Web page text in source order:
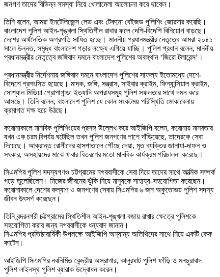
জনগণ তাদের বিভিন্ন সমস্যা নিয়ে খোলামেলা আলোচনা করে থাকেন।
তিনি বলেন, আমরা ইনটেলিজেন্স লেড এবং টেকনো বেইজড পুলিশিং জোরদার করেছি।
বাংলাদেশ পুলিশ আইন-শৃঙ্খলা স্থিতিশীল রাখার ফলে দেশি-বিদেশি বিনিয়োগ বাড়ছে।
দেশের অর্থনৈতিক অগ্রগতি সাধিত হচ্ছে। মাননীয় প্রধানমন্ত্রীর নেতৃত্বে আমরা ২০৪১
সালে উন্নত, সমৃদ্ধ বাংলাদেশ গড়ার লক্ষ্যে এগিয়ে যাচ্ছি। পুলিশ প্রধান বলেন, মাননীয়
প্রধানমন্ত্রীর নেতৃত্বে জঙ্গিবাদ দমনে বাংলাদেশ পুলিশের অবস্থান ‘জিরো টলারেন্স’।
প্রধানমন্ত্রীর নির্দেশনায় জঙ্গিবাদ দমনে বাংলাদেশ পুলিশের সাফল্য ইতোমধ্যে দেশে-
বিদেশে প্রশংসিত হয়েছে। মাদক, জঙ্গি, সন্ত্রাস, সাইবার ক্রাইম, ফিন্যান্সিয়াল ক্রাইম,
সোশ্যাল মিডিয়া প্রোপাগান্ডা ইত্যাদি অপরাধসমূহ পুলিশ সফলতার সাথে দমন করে
আসছে। তিনি বলেন, বাংলাদেশ পুলিশ যে কোন সংকটময় পরিস্থিতি মোকাবেলায়
ক্রমাগত দক্ষ হয়ে উঠছে।
করোনাকালে মানবিক পুলিশিংয়ের প্রসঙ্গ উল্লেখ করে আইজিপি বলেন, করোনায় মানবতার
যখন এক চরম বিপর্যয় ঘটেছিল তখন পুলিশ জনগণের পাশে দাঁড়িয়েছে, তাদেরকে সেবা
দিয়েছে। আক্রান্ত রোগীদের হাসপাতালে পৌঁছে দেয়া, মৃত ব্যক্তির জানাযা-দাফন ও
সৎকার, অসহায়দের মাঝে খাবার বিতরণের মতো মানবিক কার্যক্রম পরিচালনা করেছে।
সিএমপির পুলিশ সদস্যগণও চট্টগ্রামের নগরবাসীকে সেবা দিয়ে তাদের সাথে আত্মিক সম্পর্ক
গড়ে তুলেছিলেন। নিজের জীবনের ঝুঁকি নিয়ে মানুষকে সাহায্য-সহযোগিতা করেছেন।
করোনাকালে দেশের কল্যাণ ও জনগণের সেবায় সিএমপির ৬ জন অকুতোভয় পুলিশ সদস্য
জীবন উৎসর্গ করেছেন।
তিনি বন্দরনগরী চট্টগ্রামের স্থিতিশীল আইন-শৃঙ্খলা বজায় রাখার ক্ষেত্রে পুলিশকে
সহযোগিতা করার জন্য নগরবাসীকে ধন্যবাদ জানান।
সিএমপির প্রতিষ্ঠাবার্ষিকী উপলক্ষে আইজিপি অন্যান্য অতিথিদের সাথে নিয়ে একটি কেক
কাটেন।
আইজিপি সিএমপির নবনির্মিত কেন্দ্রীয় অস্রাগার, কালুরঘাট পুলিশ ফাঁড়ি ও মনছুরাবাদ
পুলিশ লাইনস্থ পুলিশ ব্যারাক উদ্বোধন করেন।